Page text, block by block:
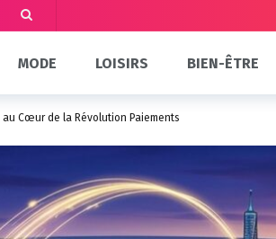
MODE LOISIRS BIEN-ÊTRE
au Cœur de la Révolution Paiements